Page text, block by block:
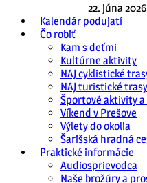
22. júna 2026
Kalendár podujatí
Čo robiť
Kam s deťmi
Kultúrne aktivity
NAJ cyklistické
NAJ turistické trasy
Športové aktivity
Víkend v Prešove
Výlety do okolia
Šarišská hradná
Praktické informácie
Audiosprievodca
Naše brožúry a